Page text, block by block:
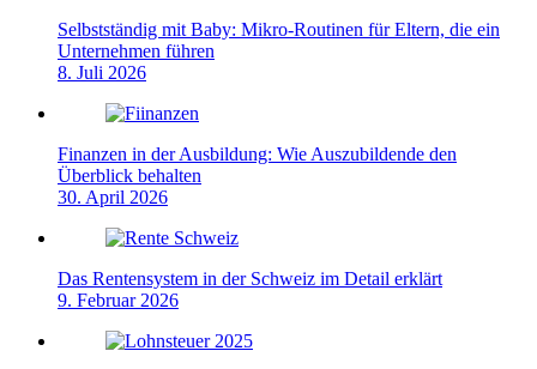
Selbstständig mit Baby: Mikro-Routinen für Eltern, die ein
Unternehmen führen
8. Juli 2026
Finanzen in der Ausbildung: Wie Auszubildende den
Überblick behalten
30. April 2026
Das Rentensystem in der Schweiz im Detail erklärt
9. Februar 2026